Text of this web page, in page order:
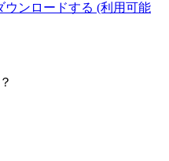
ウンロードする (利用可能